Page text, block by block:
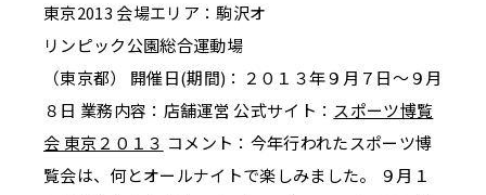
東京2013 会場エリア：駒沢オ
リンピック公園総合運動場
（東京都） 開催日(期間)：２０１３年９月７日～９月
８日 業務内容：店舗運営 公式サイト： スポーツ博覧
会 東京２０１３ コメント：今年行われたスポーツ博
覧会は、何とオールナイトで楽しみました。 ９月１